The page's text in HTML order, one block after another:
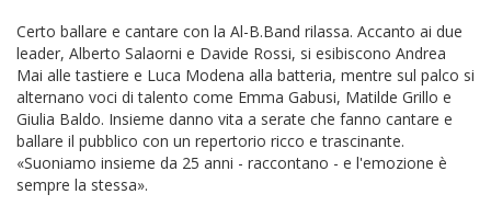
Certo ballare e cantare con la Al-B.Band rilassa. Accanto ai due
leader, Alberto Salaorni e Davide Rossi, si esibiscono Andrea
Mai alle tastiere e Luca Modena alla batteria, mentre sul palco si
alternano voci di talento come Emma Gabusi, Matilde Grillo e
Giulia Baldo. Insieme danno vita a serate che fanno cantare e
ballare il pubblico con un repertorio ricco e trascinante.
«Suoniamo insieme da 25 anni - raccontano - e l'emozione è
sempre la stessa».